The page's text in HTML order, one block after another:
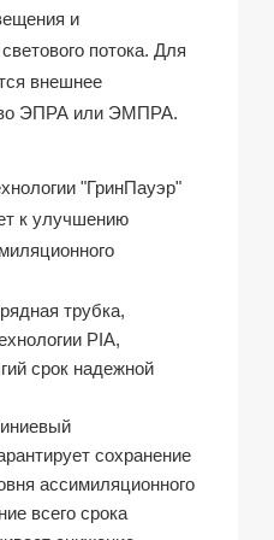
и
потока. Для
внешнее
ЭПРА или ЭМПРА.
"ГринПауэр"
к улучшению
трубка,
PIA,
срок надежной
сохранение
ассимиляционного
всего срока